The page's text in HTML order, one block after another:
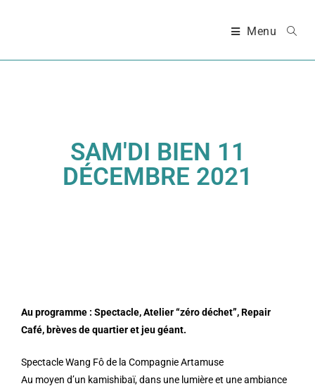
Menu
SAM'DI BIEN 11
DÉCEMBRE 2021
Au programme : Spectacle, Atelier “zéro déchet”, Repair
Café, brèves de quartier et jeu géant.
Spectacle Wang Fô de la Compagnie Artamuse
Au moyen d’un kamishibaï, dans une lumière et une ambiance